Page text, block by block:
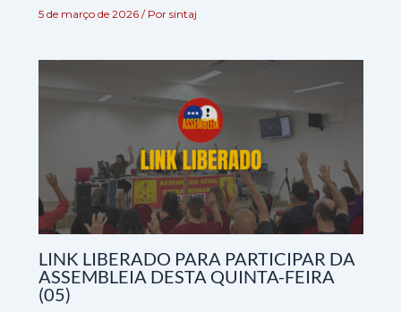
5 de março de 2026 / Por sintaj
LINK LIBERADO PARA PARTICIPAR DA
ASSEMBLEIA DESTA QUINTA-FEIRA
(05)